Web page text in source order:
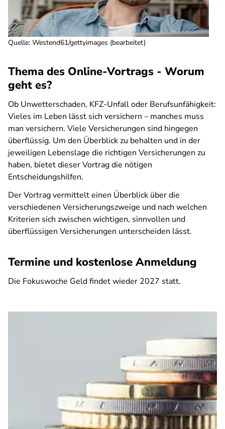
Quelle: Westend61/gettyimages (bearbeitet)
Thema des Online-Vortrags - Worum
geht es?
Ob Unwetterschaden, KFZ-Unfall oder Berufsunfähigkeit:
Vieles im Leben lässt sich versichern – manches muss
man versichern. Viele Versicherungen sind hingegen
überflüssig. Um den Überblick zu behalten und in der
jeweiligen Lebenslage die richtigen Versicherungen zu
haben, bietet dieser Vortrag die nötigen
Entscheidungshilfen.
Der Vortrag vermittelt einen Überblick über die
verschiedenen Versicherungszweige und nach welchen
Kriterien sich zwischen wichtigen, sinnvollen und
überflüssigen Versicherungen unterscheiden lässt.
Termine und kostenlose Anmeldung
Die Fokuswoche Geld findet wieder 2027 statt.